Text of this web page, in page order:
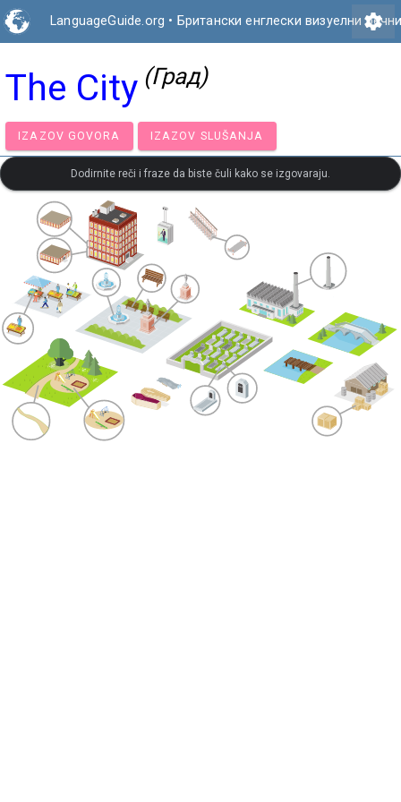
LanguageGuide.org • Британски енглески визуелниsettings
The City (Град)
IZAZOV GOVORA IZAZOV SLUŠANJA
Dodirnite reči i fraze da biste čuli kako se izgovaraju.